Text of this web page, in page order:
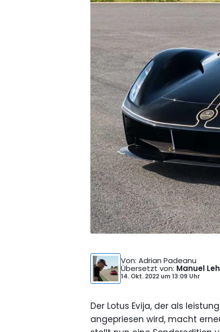
Von: Adrian Padeanu
Übersetzt von: Manuel
14. Okt. 2022 um13:09 Uhr
Der Lotus Evija, der als
angepriesen wird, macht